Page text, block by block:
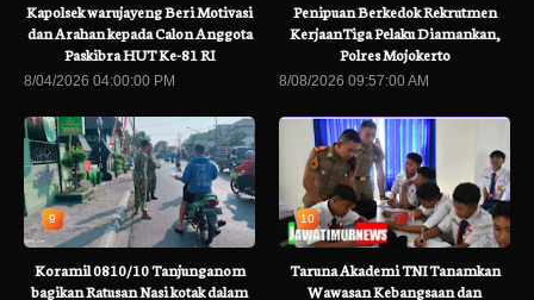
Kapolsek warujayeng Beri Motivasi
dan Arahan kepada Calon Anggota
Paskibra HUT Ke-81 RI
8/04/2026 04:00:00 PM
Penipuan Berkedok Rekrutmen
KerjaanTiga Pelaku Diamankan,
Polres Mojokerto
8/08/2026 09:57:00 AM
9
Koramil 0810/10 Tanjunganom
bagikan Ratusan Nasi kotak dalam
10
Taruna Akademi TNI Tanamkan
Wawasan Kebangsaan dan